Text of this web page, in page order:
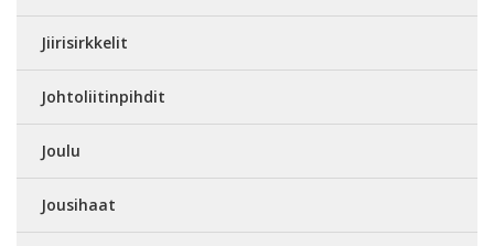
Jiirisirkkelit
Johtoliitinpihdit
Joulu
Jousihaat